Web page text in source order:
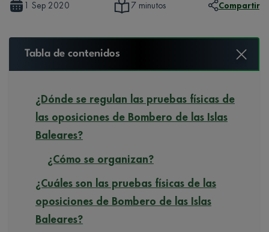
1 Sep 2020 7 minutos Compartir
Tabla de contenidos
¿Dónde se regulan las pruebas físicas de
las oposiciones de Bombero de las Islas
Baleares?
¿Cómo se organizan?
¿Cuáles son las pruebas físicas de las
oposiciones de Bombero de las Islas
Baleares?